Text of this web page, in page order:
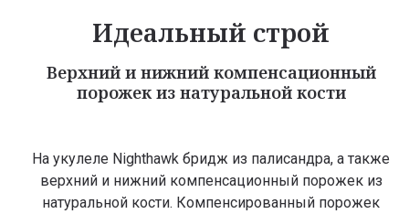
Идеальный строй
Верхний и нижний компенсационный
порожек из натуральной кости
На укулеле Nighthawk бридж из палисандра, а также
верхний и нижний компенсационный порожек из
натуральной кости. Компенсированный порожек